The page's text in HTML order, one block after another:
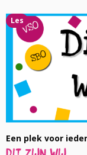
meer
over
Les
Een plek voor